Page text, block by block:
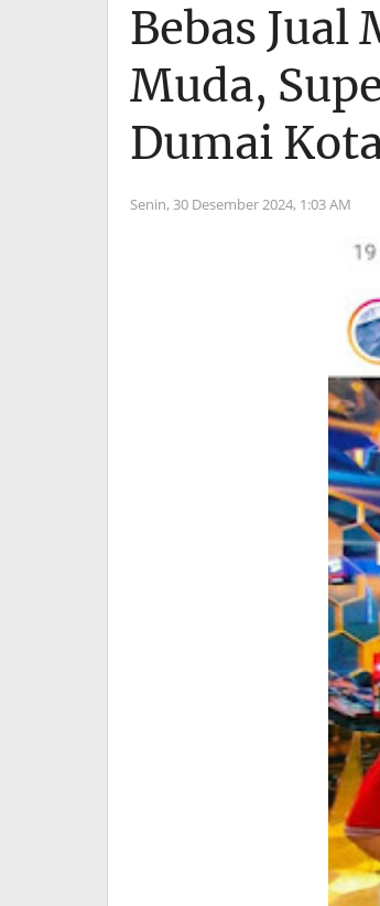
Bebas Jual
Muda,
Dumai
Senin, 30 Desember 2024, 1:03 AM